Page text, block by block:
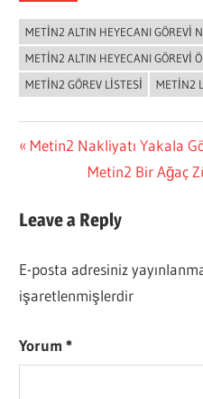
METIN2 ALTIN HEYECANI GÖREVI
METIN2 ALTIN HEYECANI GÖREVI
METIN2 GÖREV LISTESI
METIN2
Yazı
gezinmesi
Previous
Metin2 Nakliyatı Yakala
Next
Metin2 Bir Ağaç
Leave a Reply
E-posta adresiniz
işaretlenmişlerdir
Yorum*